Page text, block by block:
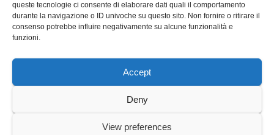
queste tecnologie ci consente di elaborare dati quali il comportamento
durante la navigazione o ID univoche su questo sito. Non fornire o ritirare il
consenso potrebbe influire negativamente su alcune funzionalità e
funzioni.
Accept
Deny
View preferences
Proudly powered by WordPress|Tema: Newspaperex di
Scienza studio specialistico bracciano